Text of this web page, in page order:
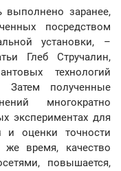
выполнено заранее,
посредством
установки, –
Глеб Стручалин,
технологий
Затем полученные
многократно
экспериментах для
и оценки точности
же время, качество
повышается,